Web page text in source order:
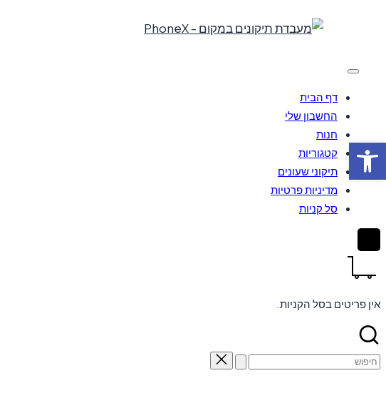
content
דף הבית
החשבון שלי
חנות
קטגוריות
תיקוני שעונים
מדיניות פרטיות
סל קניות
אין פריטים בסל הקניות.
Search
פתח סרגל נגישות